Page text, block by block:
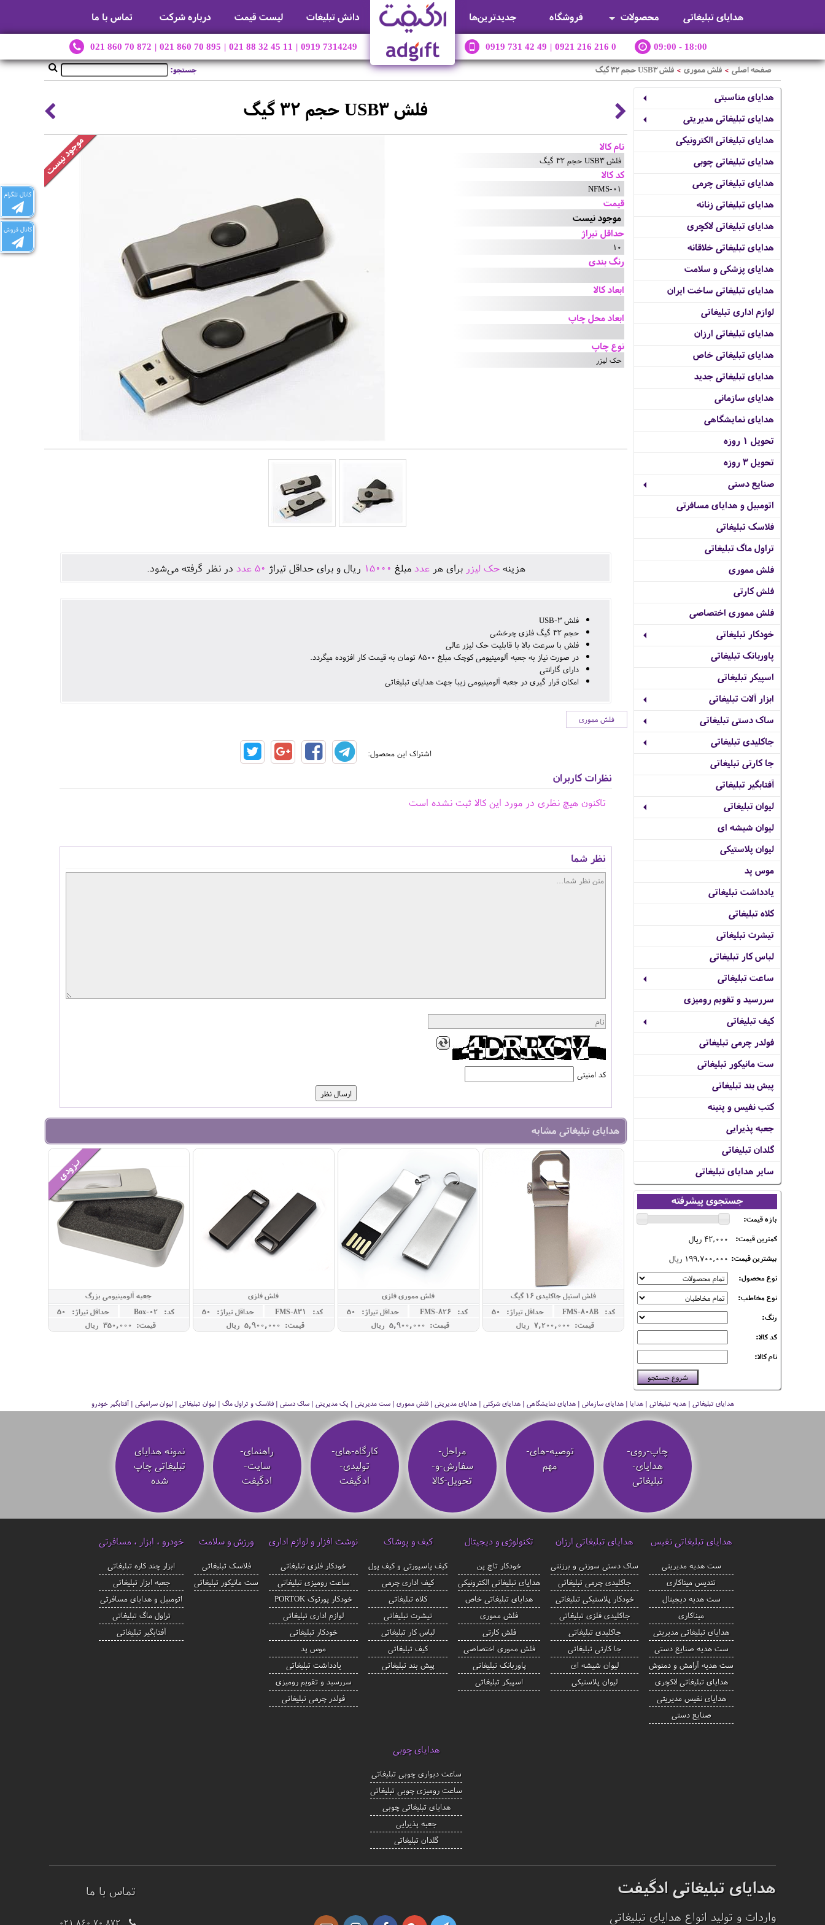
هدایای تبلیغاتی محصولات فروشگاه جديدترين‌ها دانش تبلیغات لیست قیمت درباره شرکت تماس با ما
021 860 70 872 | 021 860 70 895 | 021 88 32 45 11 | 0919 7314249 0919 731 42 49 | 0921 216 216 0 09:00 - 18:00
کانال تلگرام
کانال فروش
جستجو: صفحه اصلی > فلش مموری > فلش USB3 حجم 32 گیگ
هدایای مناسبتی
هدایای تبلیغاتی مدیریتی
هدایای تبلیغاتی الکترونیکی
هدایای تبلیغاتی چوبی
هدایای تبلیغاتی چرمی
هدایای تبلیغاتی زنانه
هدایای تبلیغاتی لاکچری
هدایای تبلیغاتی خلاقانه
هدایای پزشکی و سلامت
هدایای تبلیغاتی ساخت ایران
لوازم اداری تبلیغاتی
هدایای تبلیغاتی ارزان
هدایای تبلیغاتی خاص
هدایای تبلیغاتی جدید
هدایای سازمانی
هدایای نمایشگاهی
تحویل 1 روزه
تحویل 3 روزه
صنایع دستی
اتومبیل و هدایای مسافرتی
فلاسک تبلیغاتی
تراول ماگ تبلیغاتی
فلش مموری
فلش کارتی
فلش مموری اختصاصی
خودکار تبلیغاتی
پاوربانک تبلیغاتی
اسپیکر تبلیغاتی
ابزار آلات تبلیغاتی
ساک دستی تبلیغاتی
جاکلیدی تبلیغاتی
جا کارتی تبلیغاتی
آفتابگیر تبلیغاتی
لیوان تبلیغاتی
لیوان شیشه ای
لیوان پلاستیکی
موس پد
یادداشت تبلیغاتی
کلاه تبلیغاتی
تیشرت تبلیغاتی
لباس کار تبلیغاتی
ساعت تبلیغاتی
سررسید و تقویم رومیزی
کیف تبلیغاتی
فولدر چرمی تبلیغاتی
ست مانیکور تبلیغاتی
پیش بند تبلیغاتی
کتب نفیس و پتینه
جعبه پذیرایی
گلدان تبلیغاتی
سایر هدایای تبلیغاتی
جستجوی پیشرفته
بازه قیمت:
کمترین قیمت:
42,000 ریال
بیشترین قیمت: 199,700,000 ریال
نوع محصول:
نوع مخاطب:
رنگ:
کد کالا:
نام کالا:
فلش USB3 حجم 32 گیگ
نام کالا
فلش USB3 حجم 32 گیگ
کد کالا
NFMS-01
قیمت
موجود نیست
حداقل تیراژ
10
رنگ بندی
ابعاد کالا
ابعاد محل چاپ
نوع چاپ
حک لیزر
هزينهحک لیزر برای هرعدد مبلغ 15000 ريال و برای حداقل تيراژ 50 عدد در نظر گرفته می‌شود.
فلش USB-3
حجم 32 گیگ فلزی چرخشی
فلش با سرعت بالا با قابلیت حک لیزر عالی
در صورت نیاز به جعبه آلومینیومی کوچک مبلغ 8500 تومان به قیمت کار افزوده میگردد.
دارای گارانتی
امکان قرار گیری در جعبه آلومینیومی زیبا جهت هدایای تبلیغاتی
فلش مموری
اشتراک این محصول:
نظرات کاربران
تاکنون هیچ نظری در مورد این کالا ثبت نشده است
نظر شما
کد امنیتی
هدایای تبلیغاتی مشابه
فلش استیل جاکلیدی 16 گیگ
کد: FMS-808B
حداقل تيراژ: 50
قیمت: 7,200,000 ريال
فلش مموری فلزی
کد: FMS-826
حداقل تيراژ: 50
قیمت: 5,900,000 ريال
فلش فلزی
کد: FMS-831
حداقل تيراژ: 50
قیمت: 5,900,000 ريال
جعبه آلومینیومی بزرگ
کد: Box-02
حداقل تيراژ: 50
قیمت: 350,000 ريال
هدایای تبلیغاتی | هدیه تبلیغاتی | هدایا | هدایای سازمانی | هدایای نمایشگاهی | هدایای شرکتی | هدایای مدیریتی | فلش مموری | ست مدیریتی | پک مدیریتی | ساک دستی | فلاسک و تراول ماگ | لیوان تبلیغاتی | لیوان سرامیکی | آفتابگیر خودرو
چاپ-روی-
هدایای-
تبلیغاتی
توصیه‌-های-
مهم
مراحل-
سفارش-و-
تحویل-کالا
کارگاه-های-
تولیدی-
ادگیفت
راهنمای-
سایت-
ادگیفت
نمونه هدایای
تبلیغاتی چاپ
شده
هدایای تبلیغاتی نفیس
ست هدیه مدیریتی
تندیس میناکاری
ست هدیه دیجیتال
میناکاری
هدایای تبلیغاتی مدیریتی
ست هدیه صنایع دستی
ست هدیه آرامش و دمنوش
هدایای تبلیغاتی لاکچری
هدایای نفیس مدیریتی
صنایع دستی
هدایای تبلیغاتی ارزان
ساک دستی سوزنی و برزنتی
جاکلیدی چرمی تبلیغاتی
خودکار پلاستیکی تبلیغاتی
جاکلیدی فلزی تبلیغاتی
جاکلیدی تبلیغاتی
جا کارتی تبلیغاتی
لیوان شیشه ای
لیوان پلاستیکی
تکنولوژی و دیجیتال
خودکار تاچ پن
هدایای تبلیغاتی الکترونیکی
هدایای تبلیغاتی خاص
فلش مموری
فلش کارتی
فلش مموری اختصاصی
پاوربانک تبلیغاتی
اسپیکر تبلیغاتی
کیف و پوشاک
کیف پاسپورتی و کیف پول
کیف اداری چرمی
کلاه تبلیغاتی
تیشرت تبلیغاتی
لباس کار تبلیغاتی
کیف تبلیغاتی
پیش بند تبلیغاتی
نوشت افزار و لوازم اداری
خودکار فلزی تبلیغاتی
ساعت رومیزی تبلیغاتی
خودکار پورتوک PORTOK
لوازم اداری تبلیغاتی
خودکار تبلیغاتی
موس پد
یادداشت تبلیغاتی
سررسید و تقویم رومیزی
فولدر چرمی تبلیغاتی
ورزش و سلامت
فلاسک تبلیغاتی
ست مانیکور تبلیغاتی
خودرو ، ابزار ، مسافرتی
ابزار چند کاره تبلیغاتی
جعبه ابزار تبلیغاتی
اتومبیل و هدایای مسافرتی
تراول ماگ تبلیغاتی
آفتابگیر تبلیغاتی
هدایای چوبی
ساعت دیواری چوبی تبلیغاتی
ساعت رومیزی چوبی تبلیغاتی
هدایای تبلیغاتی چوبی
جعبه پذیرایی
گلدان تبلیغاتی
هدایای تبلیغاتی ادگیفت
واردات و تولید انواع هدایای تبلیغاتی
تماس با ما